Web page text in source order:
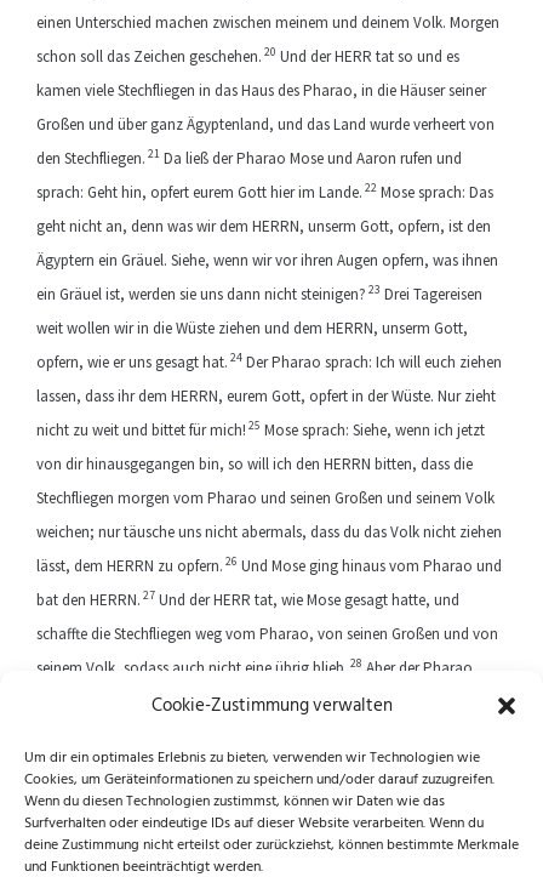
Cookie-Zustimmung verwalten
Um dir ein optimales Erlebnis zu bieten, verwenden wir Technologien wie
Cookies, um Geräteinformationen zu speichern und/oder darauf zuzugreifen.
Wenn du diesen Technologien zustimmst, können wir Daten wie das
Surfverhalten oder eindeutige IDs auf dieser Website verarbeiten. Wenn du
deine Zustimmung nicht erteilst oder zurückziehst, können bestimmte Merkmale
und Funktionen beeinträchtigt werden.
einen Unterschied machen zwischen meinem und deinem Volk. Morgen
schon soll das Zeichen geschehen. 20 Und der HERR tat so und es
kamen viele Stechfliegen in das Haus des Pharao, in die Häuser seiner
Großen und über ganz Ägyptenland, und das Land wurde verheert von
den Stechfliegen. 21 Da ließ der Pharao Mose und Aaron rufen und
sprach: Geht hin, opfert eurem Gott hier im Lande. 22 Mose sprach: Das
geht nicht an, denn was wir dem HERRN, unserm Gott, opfern, ist den
Ägyptern ein Gräuel. Siehe, wenn wir vor ihren Augen opfern, was ihnen
ein Gräuel ist, werden sie uns dann nicht steinigen? 23 Drei Tagereisen
weit wollen wir in die Wüste ziehen und dem HERRN, unserm Gott,
opfern, wie er uns gesagt hat. 24 Der Pharao sprach: Ich will euch ziehen
lassen, dass ihr dem HERRN, eurem Gott, opfert in der Wüste. Nur zieht
nicht zu weit und bittet für mich! 25 Mose sprach: Siehe, wenn ich jetzt
von dir hinausgegangen bin, so will ich den HERRN bitten, dass die
Stechfliegen morgen vom Pharao und seinen Großen und seinem Volk
weichen; nur täusche uns nicht abermals, dass du das Volk nicht ziehen
lässt, dem HERRN zu opfern. 26 Und Mose ging hinaus vom Pharao und
bat den HERRN. 27 Und der HERR tat, wie Mose gesagt hatte, und
schaffte die Stechfliegen weg vom Pharao, von seinen Großen und von
seinem Volk, sodass auch nicht eine übrig blieb. 28 Aber der Pharao
verhärtete sein Herz auch diesmal und ließ das Volk nicht ziehen.
Next article
Previous article